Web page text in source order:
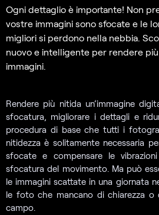
Ogni dettaglio è importante! Non
vostre immagini sono sfocate e le
migliori si perdono nella nebbia.
nuovo e intelligente per rendere
immagini.
Rendere più nitida un’immagine
sfocatura, migliorare i dettagli e
procedura di base che tutti i
nitidezza è solitamente necessaria
sfocate e compensare le
sfocatura del movimento. Ma può
le immagini scattate in una giornata
le foto che mancano di chiarezza
campo.